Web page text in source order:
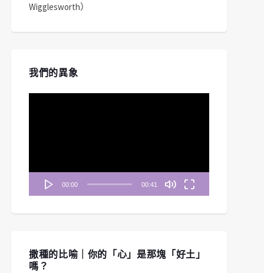
Wigglesworth）
我們的異象
00:00 00:41
撒種的比喻｜你的「心」是那塊「好土」
嗎？